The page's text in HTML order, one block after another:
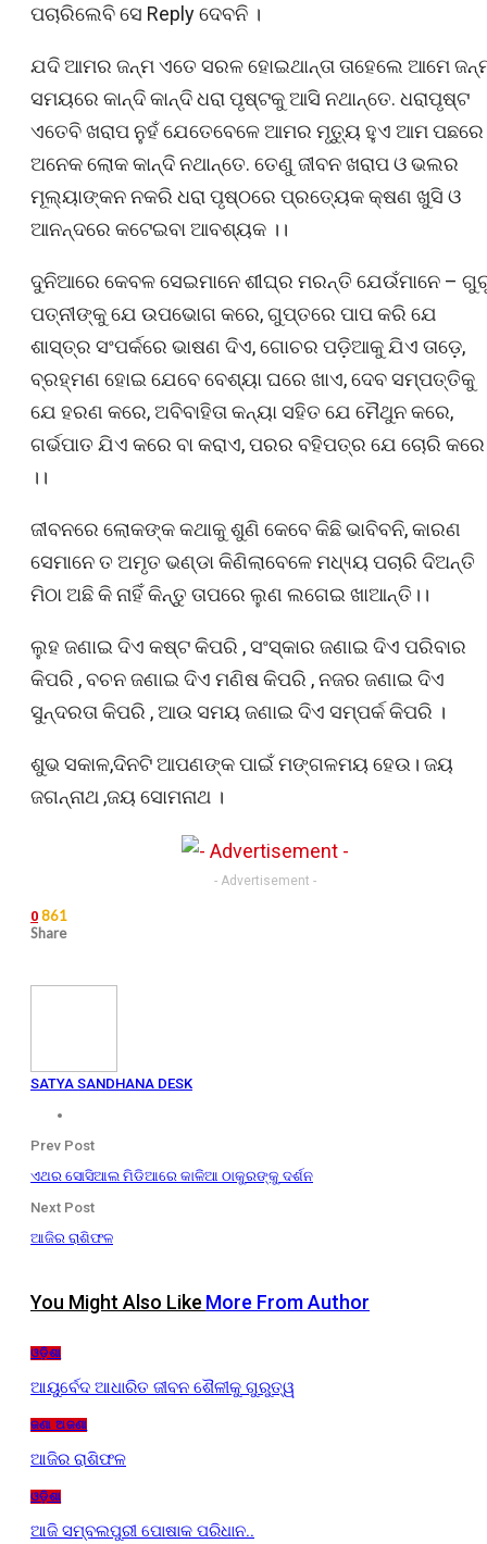
ପଚାରିଲେବି ସେ Reply ଦେବନି ।
ଯଦି ଆମର ଜନ୍ମ ଏତେ ସରଳ ହୋଇଥାନ୍ତା ତାହେଲେ ଆମେ
ସମୟରେ କାନ୍ଦି କାନ୍ଦି ଧରା ପୃଷ୍ଟକୁ ଆସି ନଥାନ୍ତେ. ଧରାପୃଷ୍ଟ
ଏତେବି ଖରାପ ନୁହଁ ଯେତେବେଳେ ଆମର ମୃତ୍ୟୁ ହୁଏ ଆମ ପଛରେ
ଅନେକ ଲୋକ କାନ୍ଦି ନଥାନ୍ତେ. ତେଣୁ ଜୀବନ ଖରାପ ଓ ଭଲର
ମୂଲ୍ୟାଙ୍କନ ନକରି ଧରା ପୃଷ୍ଠରେ ପ୍ରତ୍ୟେକ କ୍ଷଣ ଖୁସି ଓ
ଆନନ୍ଦରେ କଟେଇବା ଆବଶ୍ୟକ ।।
ଦୁନିଆରେ କେବଳ ସେଇମାନେ ଶୀଘ୍ର ମରନ୍ତି ଯେଉଁମାନେ –
ପତ୍ନୀଙ୍କୁ ଯେ ଉପଭୋଗ କରେ, ଗୁପ୍ତରେ ପାପ କରି ଯେ
ଶାସ୍ତ୍ର ସଂପର୍କରେ ଭାଷଣ ଦିଏ, ଗୋଚର ପଡ଼ିଆକୁ ଯିଏ ତାଡ଼େ,
ବ୍ରହ୍ମଣ ହୋଇ ଯେବେ ବେଶ୍ୟା ଘରେ ଖାଏ, ଦେବ ସମ୍ପତ୍ତିକୁ
ଯେ ହରଣ କରେ, ଅବିବାହିତା କନ୍ୟା ସହିତ ଯେ ମୈଥୁନ କରେ,
ଗର୍ଭପାତ ଯିଏ କରେ ବା କରାଏ, ପରର ବହିପତ୍ର ଯେ ଚୋରି କରେ
।।
ଜୀବନରେ ଲୋକଙ୍କ କଥାକୁ ଶୁଣି କେବେ କିଛି ଭାବିବନି, କାରଣ
ସେମାନେ ତ ଅମୃତ ଭଣ୍ଡା କିଣିଲାବେଳେ ମଧ୍ୟ୍ୟ ପଚାରି ଦିଅନ୍ତି
ମିଠା ଅଛି କି ନାହିଁ କିନ୍ତୁ ତାପରେ ଲୁଣ ଲଗେଇ ଖାଆନ୍ତି।।
ଲୁହ ଜଣାଇ ଦିଏ କଷ୍ଟ କିପରି , ସଂସ୍କାର ଜଣାଇ ଦିଏ ପରିବାର
କିପରି , ବଚନ ଜଣାଇ ଦିଏ ମଣିଷ କିପରି , ନଜର ଜଣାଇ ଦିଏ
ସୁନ୍ଦରତା କିପରି , ଆଉ ସମୟ ଜଣାଇ ଦିଏ ସମ୍ପର୍କ କିପରି ।
ଶୁଭ ସକାଳ,ଦିନଟି ଆପଣଙ୍କ ପାଇଁ ମଙ୍ଗଳମୟ ହେଉ । ଜୟ
ଜଗନ୍ନାଥ ,ଜୟ ସୋମନାଥ ।
- Advertisement -
0 861
Share
SATYA SANDHANA DESK
Prev Post
ଏଥର ସୋସିଆଲ ମିଡିଆରେ କାଳିଆ ଠାକୁରଙ୍କୁ ଦର୍ଶନ
Next Post
ଆଜିର ରାଶିଫଳ
You Might Also Like More From Author
ଓଡ଼ିଶା
ଆୟୁର୍ବେଦ ଆଧାରିତ ଜୀବନ ଶୈଳୀକୁ ଗୁରୁତ୍ୱ
ଜଣା ଅଜଣା
ଆଜିର ରାଶିଫଳ
ଓଡ଼ିଶା
ଆଜି ସମ୍ବଲପୁରୀ ପୋଷାକ ପରିଧାନ..